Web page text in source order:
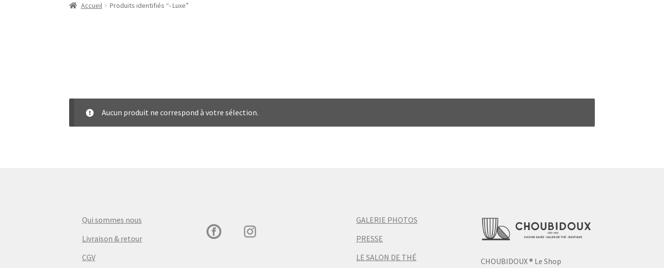
Accueil Produits identifiés “- Luxe”
Aucun produit ne correspond à votre sélection.
Qui sommes nous
Livraison & retour
CGV
GALERIE PHOTOS
PRESSE
LE SALON DE THÉ
CHOUBIDOUX® Le Shop